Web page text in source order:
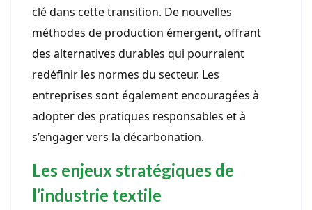
clé dans cette transition. De nouvelles
méthodes de production émergent, offrant
des alternatives durables qui pourraient
redéfinir les normes du secteur. Les
entreprises sont également encouragées à
adopter des pratiques responsables et à
s’engager vers la décarbonation.
Les enjeux stratégiques de
l’industrie textile